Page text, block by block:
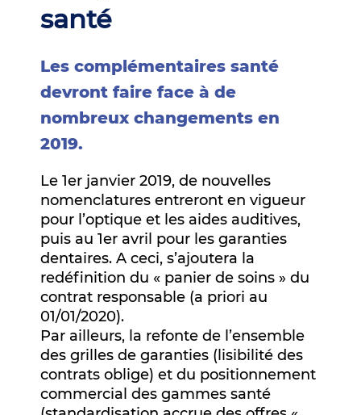
santé
Les complémentaires santé
devront faire face à de
nombreux changements en
2019.
Le 1er janvier 2019, de nouvelles
nomenclatures entreront en vigueur
pour l’optique et les aides auditives,
puis au 1er avril pour les garanties
dentaires. A ceci, s’ajoutera la
redéfinition du « panier de soins » du
contrat responsable (a priori au
01/01/2020).
Par ailleurs, la refonte de l’ensemble
des grilles de garanties (lisibilité des
contrats oblige) et du positionnement
commercial des gammes santé